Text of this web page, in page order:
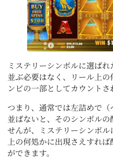
ミステリーシンボルに選ば
並ぶ必要はなく、リール上
ンビの一部としてカウントさ
つまり、通常では左詰めで
並ばないと、そのシンボル
せんが、ミステリーシンボ
上の何処かに出現さえすれ
ができます。